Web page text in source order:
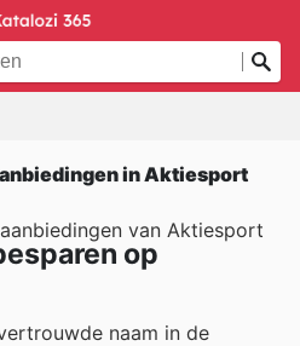
in Aktiesport
van Aktiesport
op
naam in de